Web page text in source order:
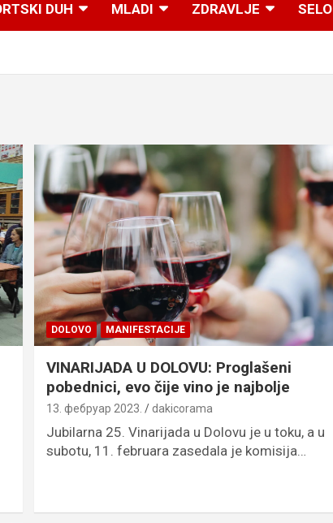
DUH MLADI ZDRAVLJE SELO
DOLOVO MANIFESTACIJE
VINARIJADA U DOLOVU: Proglašeni
pobednici, evo čije vino je najbolje
13. фебруар 2023. dakicorama
Jubilarna 25. Vinarijada u Dolovu je u toku, a u
subotu, 11. februara zasedala je komisija…